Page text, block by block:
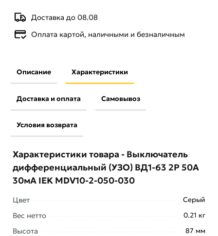
Доставка до 08.08
Оплата картой, наличными и безналичным
Описание Характеристики
Доставка и оплата Самовывоз
Условия возврата
Характеристики товара - Выключатель
дифференциальный (УЗО) ВД1-63 2Р 50А
30мА IEK MDV10-2-050-030
Цвет Серый
Вес нетто 0.21 кг
Высота 87 мм